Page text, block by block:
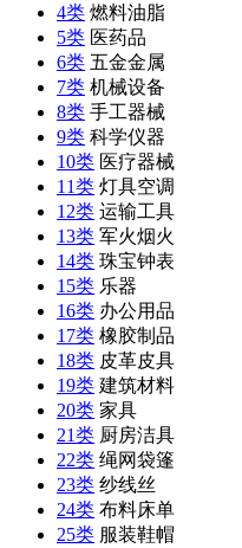
4类 燃料油脂
5类 医药品
6类 五金金属
7类 机械设备
8类 手工器械
9类 科学仪器
10类 医疗器械
11类 灯具空调
12类 运输工具
13类 军火烟火
14类 珠宝钟表
15类 乐器
16类 办公用品
17类 橡胶制品
18类 皮革皮具
19类 建筑材料
20类 家具
21类 厨房洁具
22类 绳网袋篷
23类 纱线丝
24类 布料床单
25类 服装鞋帽